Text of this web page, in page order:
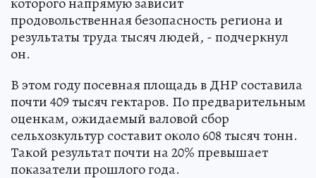
продовольственная безопасность региона и
результаты труда тысяч людей, - подчеркнул
он.
В этом году посевная площадь в ДНР составила
почти 409 тысяч гектаров. По предварительным
оценкам, ожидаемый валовой сбор
сельхозкультур составит около 608 тысяч тонн.
Такой результат почти на 20% превышает
показатели прошлого года.